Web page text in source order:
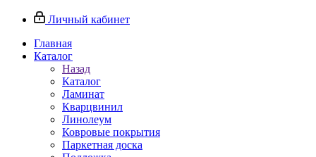
Личный кабинет
Главная
Каталог
Назад
Каталог
Ламинат
Кварцвинил
Линолеум
Ковровые покрытия
Паркетная доска